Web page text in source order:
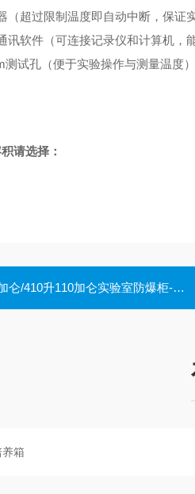
（超过限制温度即自动中断，保证
讯软件（可连接记录仪和计算机，
试孔（便于实验操作与测量温度）
请选择：
/410升110加仑实验室防爆柜-化学品安全柜